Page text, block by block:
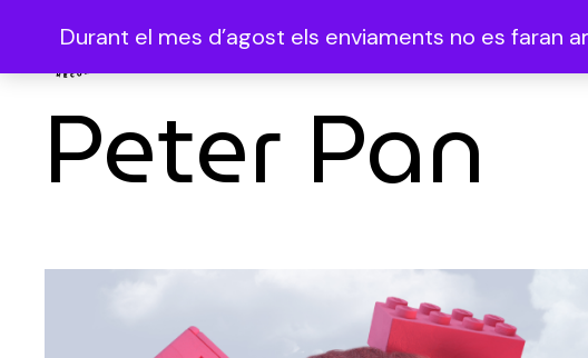
Peter Pan
Durant el mes d’agost els enviaments no es faran